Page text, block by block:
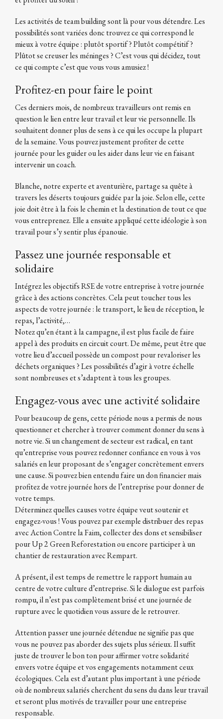
Les activités de team building sont là pour vous détendre. Les
possibilités sont variées donc trouvez ce qui correspond le
mieux à votre équipe : plutôt sportif ? Plutôt compétitif ?
Plûtot se creuser les méninges ? C’est vous qui décidez, tout
ce qui compte c’est que vous vous amusiez !
Profitez-en pour faire le point
Ces derniers mois, de nombreux travailleurs ont remis en
question le lien entre leur travail et leur vie personnelle. Ils
souhaitent donner plus de sens à ce qui les occupe la plupart
de la semaine. Vous pouvez justement profiter de cette
journée pour les guider ou les aider dans leur vie en faisant
intervenir un coach.
Blanche, notre experte et aventurière, partage sa quête à
travers les déserts toujours guidée par la joie. Selon elle, cette
joie doit être à la fois le chemin et la destination de tout ce que
vous entreprenez. Elle a ensuite appliqué cette idéologie à son
travail pour s’y sentir plus épanouie.
Passez une journée responsable et
solidaire
Intégrez les objectifs RSE de votre entreprise à votre journée
grâce à des actions concrètes. Cela peut toucher tous les
aspects de votre journée : le transport, le lieu de réception, le
repas, l’activité,…
Notez qu’en étant à la campagne, il est plus facile de faire
appel à des produits en circuit court. De même, peut être que
votre lieu d’accueil possède un compost pour revaloriser les
déchets organiques ? Les possibilités d’agir à votre échelle
sont nombreuses et s’adaptent à tous les groupes.
Engagez-vous avec une activité solidaire
Pour beaucoup de gens, cette période nous a permis de nous
questionner et chercher à trouver comment donner du sens à
notre vie. Si un changement de secteur est radical, en tant
qu’entreprise vous pouvez redonner confiance en vous à vos
salariés en leur proposant de s’engager concrètement envers
une cause. Si pouvez bien entendu faire un don financier mais
profitez de votre journée hors de l’entreprise pour donner de
votre temps.
Déterminez quelles causes votre équipe veut soutenir et
engagez-vous ! Vous pouvez par exemple distribuer des repas
avec Action Contre la Faim, collecter des dons et sensibiliser
pour Up 2 Green Reforestation ou encore participer à un
chantier de restauration avec Rempart.
A présent, il est temps de remettre le rapport humain au
centre de votre culture d’entreprise. Si le dialogue est parfois
rompu, il n’est pas complètement brisé et une journée de
rupture avec le quotidien vous assure de le retrouver.
Attention passer une journée détendue ne signifie pas que
vous ne pouvez pas aborder des sujets plus sérieux. Il suffit
juste de trouver le bon ton pour affirmer votre solidarité
envers votre équipe et vos engagements notamment ceux
écologiques. Cela est d’autant plus important à une période
où de nombreux salariés cherchent du sens du dans leur travail
et seront plus motivés de travailler pour une entreprise
responsable.